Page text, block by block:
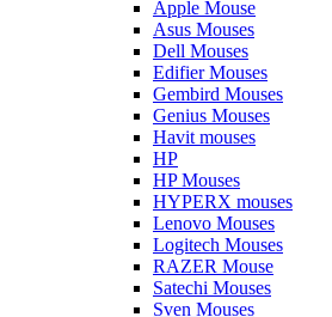
Apple Mouse
Asus Mouses
Dell Mouses
Edifier Mouses
Gembird Mouses
Genius Mouses
Havit mouses
HP
HP Mouses
HYPERX mouses
Lenovo Mouses
Logitech Mouses
RAZER Mouse
Satechi Mouses
Sven Mouses